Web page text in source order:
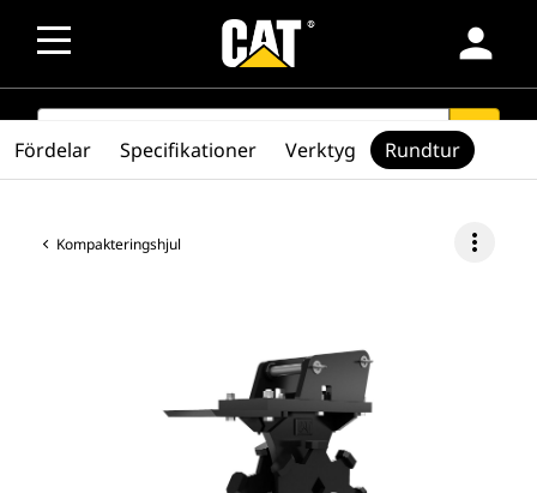
person
SEARCH search
Kompakteringshjul more_vert
Fördelar Specifikationer Verktyg Rundtur